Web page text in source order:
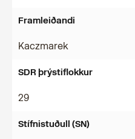
Framleiðandi
Kaczmarek
SDR þrýstiflokkur
29
Stífnistuðull (SN)